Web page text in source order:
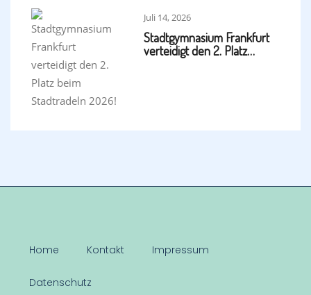
Juli 14, 2026
Stadtgymnasium Frankfurt
verteidigt den 2. Platz…
Home Kontakt Impressum
Datenschutz